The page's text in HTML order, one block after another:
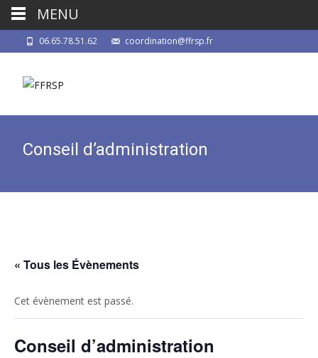
06.65.78.51.62 coordination@ffrsp.fr
Conseil d’administration
« Tous les Évènements
Cet évènement est passé.
Conseil d’administration
MENU